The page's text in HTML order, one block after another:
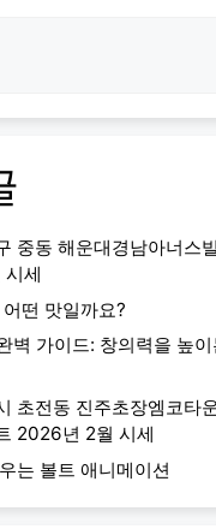
중동 해운대경남아너스
세
떤 맛일까요?
벽 가이드: 창의력을 높
초전동 진주초장엠코타
2026년 2월 시세
는 볼트 애니메이션